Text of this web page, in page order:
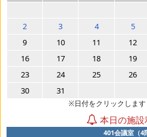
2
3 4 5
9
10 11 12
16
17 18 19
23
24 25 26
30
31
※日付をクリックします
本日の施設
401会議室（4